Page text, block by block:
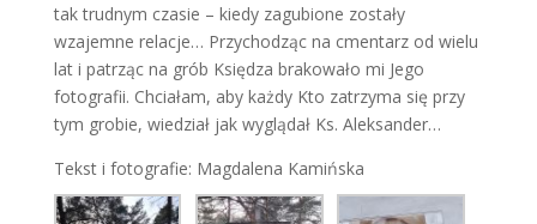
tak trudnym czasie – kiedy zagubione zostały
wzajemne relacje… Przychodząc na cmentarz od wielu
lat i patrząc na grób Księdza brakowało mi Jego
fotografii. Chciałam, aby każdy Kto zatrzyma się przy
tym grobie, wiedział jak wyglądał Ks. Aleksander…
Tekst i fotografie: Magdalena Kamińska